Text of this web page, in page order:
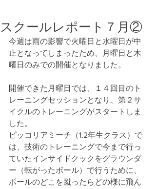
スクールレポート７月②
今週は雨の影響で火曜日と水曜日が中
止となってしまったため、月曜日と木
曜日のみでの開催となりました。
開催できた月曜日では、１４回目のト
レーニングセッションとなり、第２サ
イクルのトレーニングがスタートしま
した。
ピッコリアミーチ（1.2年生クラス）で
は、技術のトレーニングで今まで行っ
ていたインサイドクックをグラウンダ
ー（転がったボール）で行うために、
ボールのどこを蹴ったらどの様に飛ん